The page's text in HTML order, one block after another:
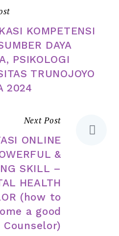
KOMPETENSI
DAYA
PSIKOLOGI
TRUNOJOYO
2024
Next Post
ONLINE
&
SKILL –
HEALTH
(how to
a good
Counselor)